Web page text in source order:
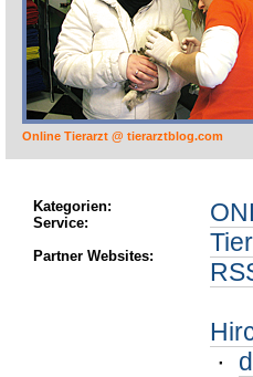
Online Tierarzt @ tierarztblog.com
Kategorien:
Service:
Partner Websites:
·